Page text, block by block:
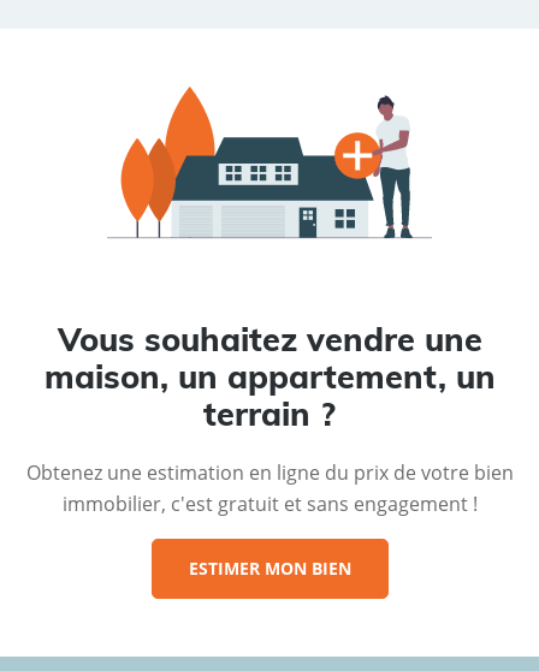
Vous souhaitez vendre une
maison, un appartement, un
terrain ?
Obtenez une estimation en ligne du prix de votre bien
immobilier, c'est gratuit et sans engagement !
ESTIMER MON BIEN